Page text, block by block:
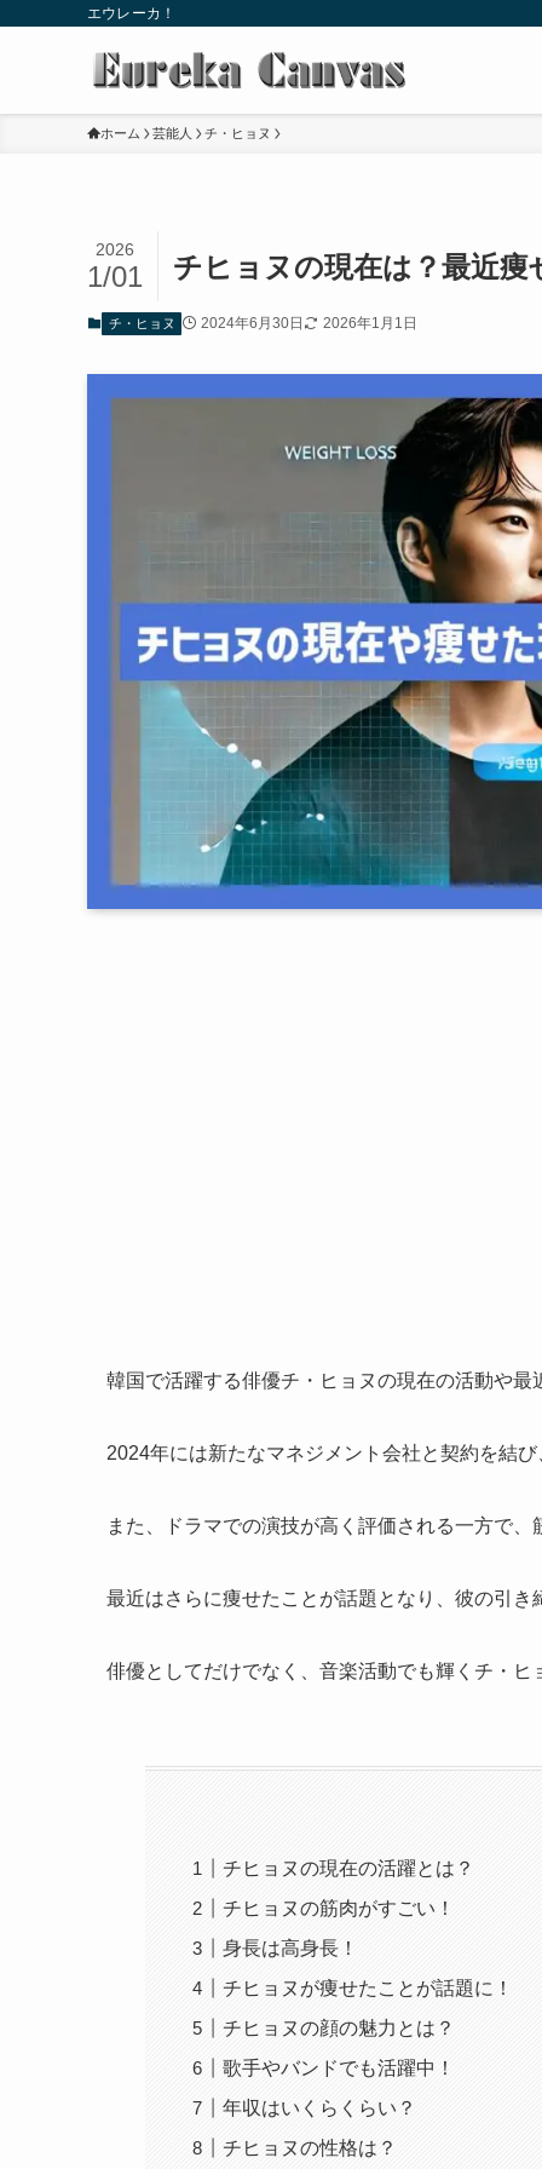
エウレーカ！
ホーム 芸能人 チ・ヒョヌ
チヒョヌの現在は？最近
2026
1/01
チ・ヒョヌ 2024年6月30日 2026年1月1日
韓国で活躍する俳優チ・ヒョヌの現在の活動や
2024年には新たなマネジメント会社と契約を結
また、ドラマでの演技が高く評価される一方で
最近はさらに痩せたことが話題となり、彼の引
俳優としてだけでなく、音楽活動でも輝くチ・
チヒョヌの現在の活躍とは？
チヒョヌの筋肉がすごい！
身長は高身長！
チヒョヌが痩せたことが話題に！
チヒョヌの顔の魅力とは？
歌手やバンドでも活躍中！
年収はいくらくらい？
チヒョヌの性格は？